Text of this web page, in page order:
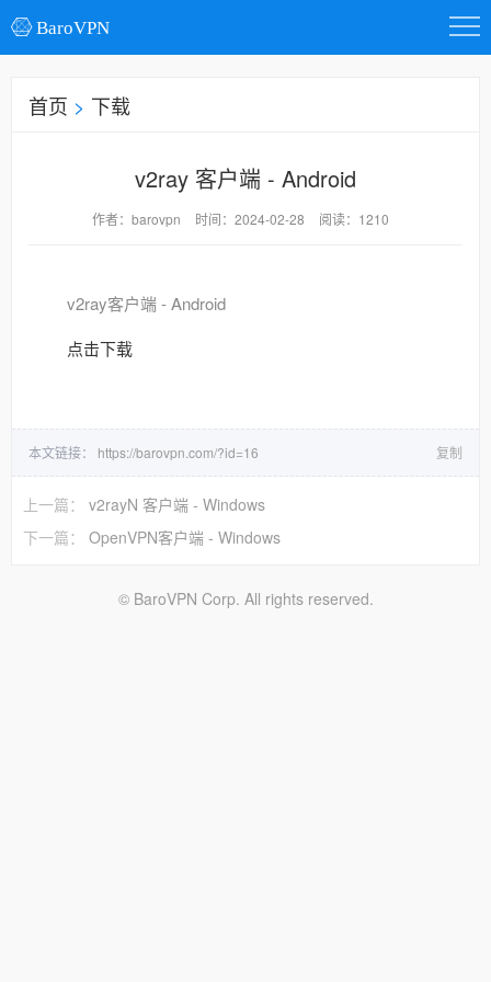
BaroVPN
首页 > 下载
v2ray 客户端 - Android
作者：barovpn 时间：2024-02-28 阅读：1210
v2ray客户端 - Android
点击下载
本文链接： https://barovpn.com/?id=16 复制
上一篇： v2rayN 客户端 - Windows
下一篇： OpenVPN客户端 - Windows
© BaroVPN Corp. All rights reserved.